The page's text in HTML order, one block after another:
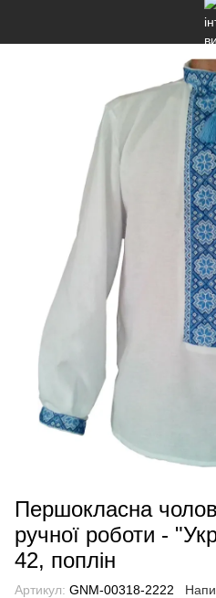
Першокласна
ручної роботи -
42, поплін
Артикул: GNM-00318-2222